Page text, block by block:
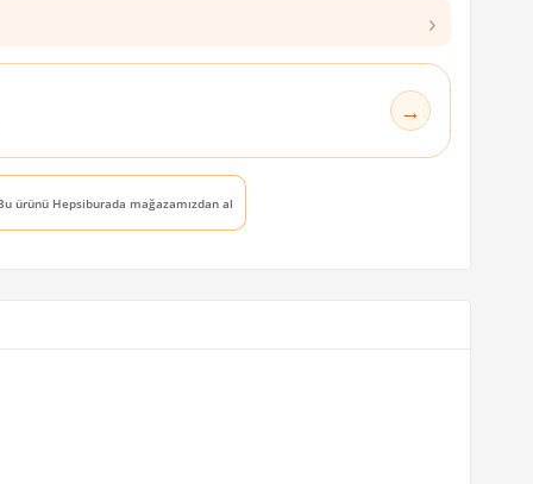
›
→
ürünü Hepsiburada mağazamızdan al